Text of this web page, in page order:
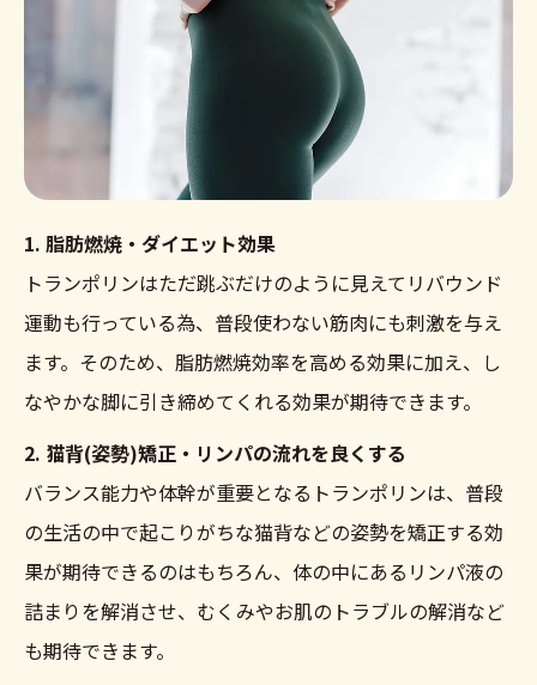
1. 脂肪燃焼・ダイエット効果
トランポリンはただ跳ぶだけのように見えてリバウンド
運動も行っている為、普段使わない筋肉にも刺激を与え
ます。そのため、脂肪燃焼効率を高める効果に加え、し
なやかな脚に引き締めてくれる効果が期待できます。
2. 猫背(姿勢)矯正・リンパの流れを良くする
バランス能力や体幹が重要となるトランポリンは、普段
の生活の中で起こりがちな猫背などの姿勢を矯正する効
果が期待できるのはもちろん、体の中にあるリンパ液の
詰まりを解消させ、むくみやお肌のトラブルの解消など
も期待できます。